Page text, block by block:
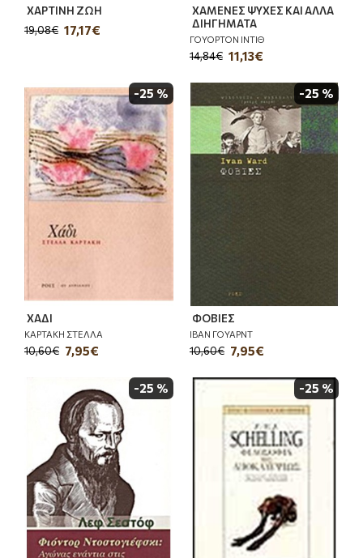
ΧΑΡΤΙΝΗ ΖΩΗ
17,17€
19,08€
ΧΑΜΕΝΕΣ ΨΥΧΕΣ ΚΑΙ ΑΛΛΑ
ΔΙΗΓΗΜΑΤΑ
ΓΟΥΟΡΤΟΝ ΙΝΤΙΘ
11,13€
14,84€
-25 %
ΧΑΔΙ
ΚΑΡΤΑΚΗ ΣΤΕΛΛΑ
7,95€
10,60€
-25 %
ΦΟΒΙΕΣ
ΙΒΑΝ ΓΟΥΑΡΝΤ
7,95€
10,60€
-25 % -25 %